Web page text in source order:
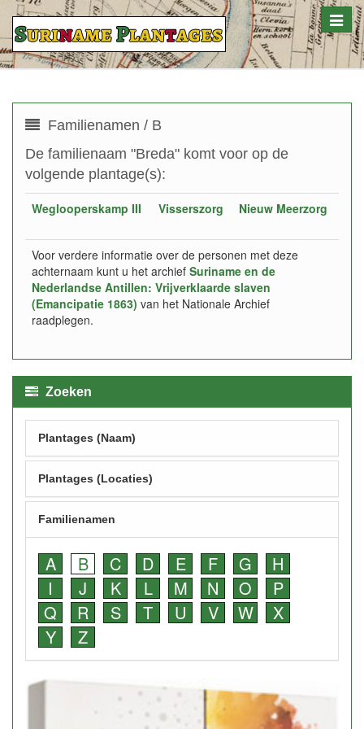
Toggle
Familienamen / B
De familienaam "Breda" komt voor op de
volgende plantage(s):
Weglooperskamp III Visserszorg Nieuw Meerzorg
Voor verdere informatie over de personen met deze
achternaam kunt u het archief Suriname en de
Nederlandse Antillen: Vrijverklaarde slaven
(Emancipatie 1863) van het Nationale Archief
raadplegen.
Zoeken
Plantages (Naam)
Plantages (Locaties)
Familienamen
A B C D E F G
H
I
J K L M N O
P
Q
R S T U V W
X
Y
Z